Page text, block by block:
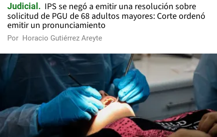
Judicial
IPS se negó a emitir una resolución sobre
solicitud de PGU de 68 adultos mayores: Corte ordenó
emitir un pronunciamiento
Por Horacio Gutiérrez Areyte